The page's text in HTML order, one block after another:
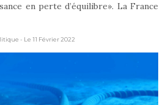
en perte d’équilibre». La France
- Le 11 Février 2022